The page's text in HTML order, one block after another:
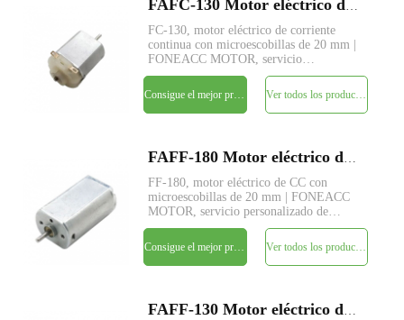
FC-130, motor eléctrico de corriente
continua con microescobillas de 20 mm |
FONEACC MOTOR, servicio
personalizado de parámetros disponible.
Ver todos los productos
FF-180, motor eléctrico de CC con
microescobillas de 20 mm | FONEACC
MOTOR, servicio personalizado de
parámetros disponible.
Ver todos los productos